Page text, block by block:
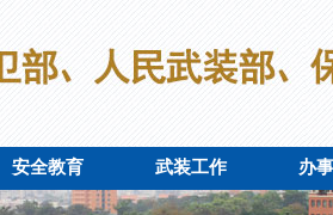
安全教育 武装工作 办